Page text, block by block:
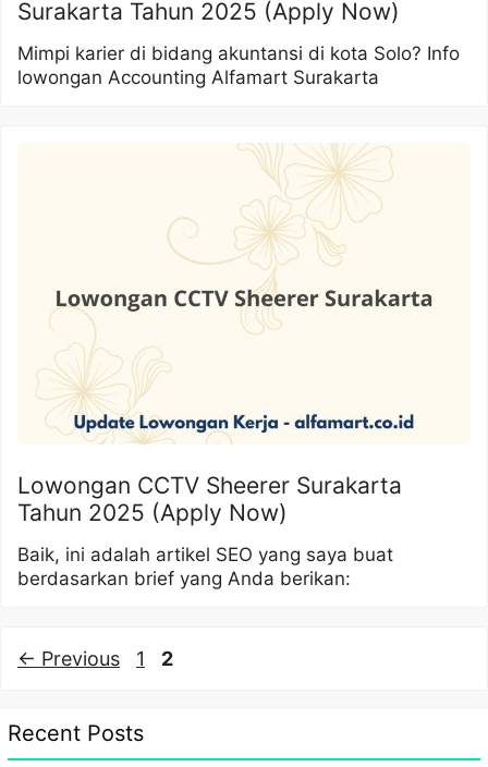
Surakarta Tahun 2025 (Apply Now)
Mimpi karier di bidang akuntansi di kota Solo? Info
lowongan Accounting Alfamart Surakarta
Lowongan CCTV Sheerer Surakarta
Tahun 2025 (Apply Now)
Baik, ini adalah artikel SEO yang saya buat
berdasarkan brief yang Anda berikan:
← Previous Page
1 Page
2
Recent Posts